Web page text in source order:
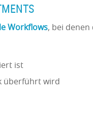
Workflows, bei denen
ist
überführt wird